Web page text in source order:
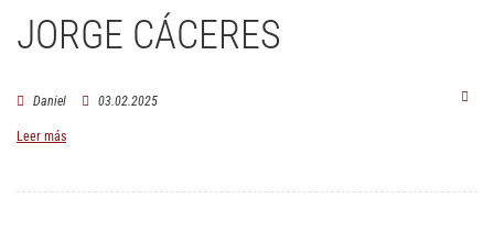
JORGE CÁCERES
Daniel 03.02.2025
Leer más